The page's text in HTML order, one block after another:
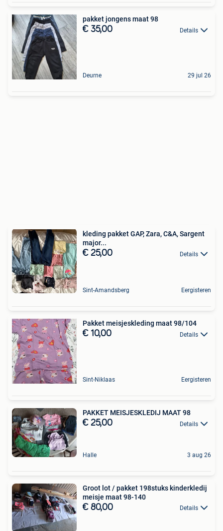
pakket jongens maat 98
€ 35,00 Details
Deurne 29 jul 26
kleding pakket GAP, Zara, C&A, Sargent
major...
€ 25,00 Details
Sint-Amandsberg Eergisteren
Pakket meisjeskleding maat 98/104
€ 10,00 Details
Sint-Niklaas Eergisteren
PAKKET MEISJESKLEDIJ MAAT 98
€ 25,00 Details
Halle 3 aug 26
Groot lot / pakket 198stuks kinderkledij
meisje maat 98-140
€ 80,00 Details